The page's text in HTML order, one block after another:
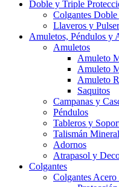
Doble y Triple
Colgantes
Llaveros y
Amuletos, Péndulos y
Amuletos
Amuleto
Amuleto
Amuleto
Saquitos
Campanas y
Péndulos
Tableros y
Talismán Mineral
Adornos
Atrapasol y
Colgantes
Colgantes